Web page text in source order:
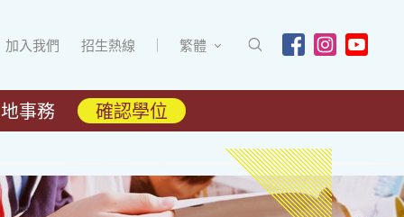
加入我們 招生熱線 繁體
事務 確認學位